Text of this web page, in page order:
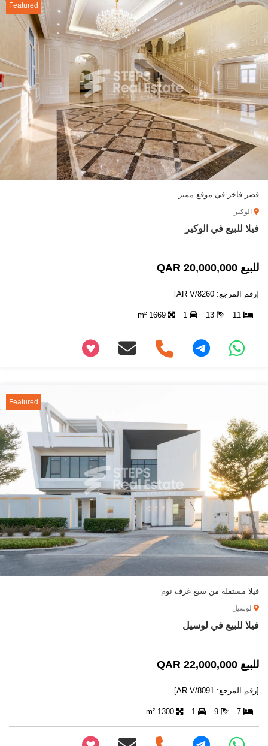
Featured
قصر فاخر في موقع مميز
الوكير
فيلا للبيع في الوكير
للبيع 20,000,000 QAR
[رقم المرجع: AR V/8260]
11
13
1
1669 m²
Featured
فيلا مستقلة من سبع غرف نوم
لوسيل
فيلا للبيع في لوسيل
للبيع 22,000,000 QAR
[رقم المرجع: AR V/8091]
7
9
1
1300 m²